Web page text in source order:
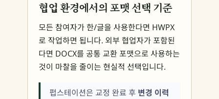
협업 환경에서의 포맷 선택 기준
모든 참여자가 한/글을 사용한다면 HWPX
로 작업하면 됩니다. 외부 협업자가 포함된
다면 DOCX를 공통 교환 포맷으로 사용하는
것이 마찰을 줄이는 현실적 선택입니다.
펍스테이션은 교정 완료 후 변경 이력